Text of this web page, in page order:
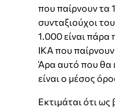
που παίρνουν τα
συνταξιούχοι
1.000 είναι πάρα
ΙΚΑ που
Άρα αυτό που θα
είναι ο μέσος
Εκτιμάται ότι